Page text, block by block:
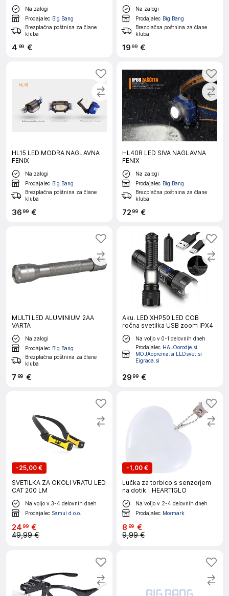
Na zalogi
Prodajalec Big Bang
Brezplačna poštnina za člane
kluba
4 99 €
Na zalogi
Prodajalec Big Bang
Brezplačna poštnina za člane
kluba
1999 €
HL15 LED MODRA NAGLAVNA
FENIX
Na zalogi
Prodajalec Big Bang
Brezplačna poštnina za člane
kluba
3699 €
HL40R LED SIVA NAGLAVNA
FENIX
Na zalogi
Prodajalec Big Bang
Brezplačna poštnina za člane
kluba
7299 €
MULTI LED ALUMINIUM 2AA
VARTA
Na zalogi
Prodajalec Big Bang
Brezplačna poštnina za člane
kluba
7 99 €
Aku. LED XHP50 LED COB
ročna svetilka USB zoom IPX4
Na voljo v 0-1 delovnih dneh
Prodajalec HALOorodje.si
MOJAoprema.si LEDsvet.si
Eigraca.si
2999 €
-25,00 €
SVETILKA ZA OKOLI VRATU LED
CAT 200 LM
Na voljo v 3-4 delovnih dneh
Prodajalec Samui d.o.o.
2499 €
49,99 €
-1,00 €
Lučka za torbico s senzorjem
na dotik | HEARTIGLO
Na voljo v 2-4 delovnih dneh
Prodajalec Mormark
8 99 €
9,99 €